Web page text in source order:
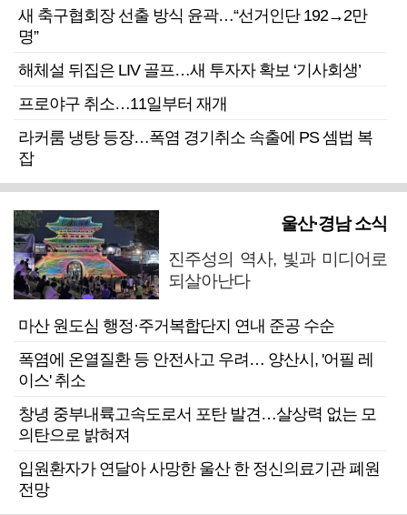
새 축구협회장 선출 방식 윤곽…“선거인단 192→2만
명”
해체설 뒤집은 LIV 골프…새 투자자 확보 ‘기사회생’
프로야구 취소…11일부터 재개
라커룸 냉탕 등장…폭염 경기취소 속출에 PS 셈법 복
잡
울산·경남 소식
진주성의 역사, 빛과 미디어로
되살아난다
마산 원도심 행정·주거복합단지 연내 준공 수순
폭염에 온열질환 등 안전사고 우려… 양산시, '어필 레
이스' 취소
창녕 중부내륙고속도로서 포탄 발견…살상력 없는 모
의탄으로 밝혀져
입원환자가 연달아 사망한 울산 한 정신의료기관 폐원
전망